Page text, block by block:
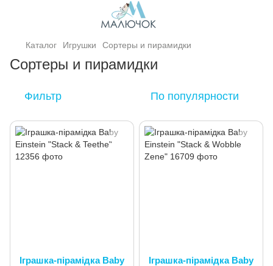
Каталог Игрушки Сортеры и пирамидки
Сортеры и пирамидки
Фильтр По популярности
Іграшка-пірамідка Baby
Іграшка-пірамідка Baby